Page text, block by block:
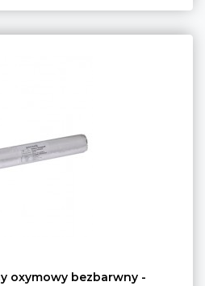
oxymowy bezbarwny -